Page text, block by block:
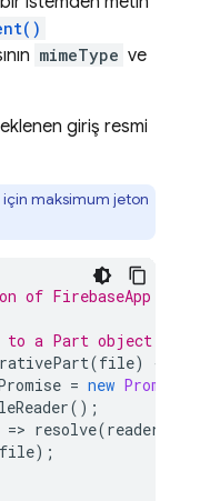
mimeType ve
giriş resmi
maksimum jeton
FirebaseApp and
a Part object.
(file)
{
= new Promise
();
=> resolve(reader
file);